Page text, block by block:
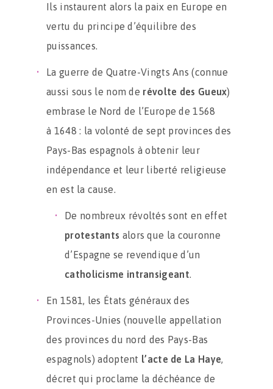
Ils instaurent alors la paix en Europe en
vertu du principe d’équilibre des
puissances.
La guerre de Quatre-Vingts Ans (connue
aussi sous le nom de révolte des Gueux)
embrase le Nord de l’Europe de 1568
à 1648 : la volonté de sept provinces des
Pays-Bas espagnols à obtenir leur
indépendance et leur liberté religieuse
en est la cause.
De nombreux révoltés sont en effet
protestants alors que la couronne
d’Espagne se revendique d’un
catholicisme intransigeant.
En 1581, les États généraux des
Provinces-Unies (nouvelle appellation
des provinces du nord des Pays-Bas
espagnols) adoptent l’acte de La Haye,
décret qui proclame la déchéance de